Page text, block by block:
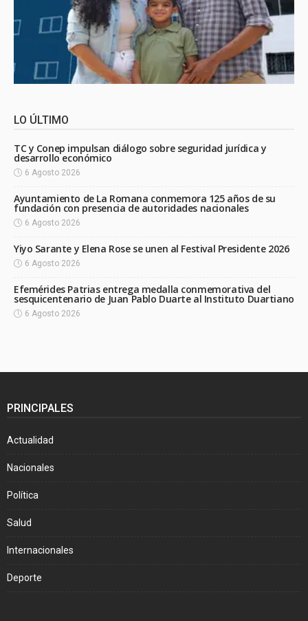
LO ÚLTIMO
TC y Conep impulsan diálogo sobre seguridad jurídica y
desarrollo económico
6 Agosto 2026
Ayuntamiento de La Romana conmemora 125 años de su
fundación con presencia de autoridades nacionales
6 Agosto 2026
Yiyo Sarante y Elena Rose se unen al Festival Presidente 2026
6 Agosto 2026
Efemérides Patrias entrega medalla conmemorativa del
sesquicentenario de Juan Pablo Duarte al Instituto Duartiano
6 Agosto 2026
PRINCIPALES
Actualidad
Nacionales
Política
Salud
Internacionales
Deporte